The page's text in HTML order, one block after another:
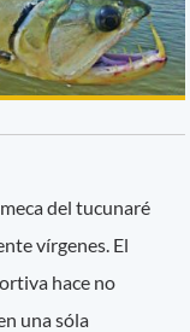
del tucunaré
vírgenes. El
hace no
una sóla